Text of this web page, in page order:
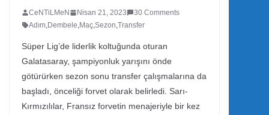
CeNTiLMeN Nisan 21, 2023
30 Comments
Adım Dembele Maç Sezon Transfer
Süper Lig’de liderlik koltuğunda oturan
Galatasaray, şampiyonluk yarışını önde
götürürken sezon sonu transfer çalışmalarına da
başladı, önceliği forvet olarak belirledi. Sarı-
Kırmızılılar, Fransız forvetin menajeriyle bir kez